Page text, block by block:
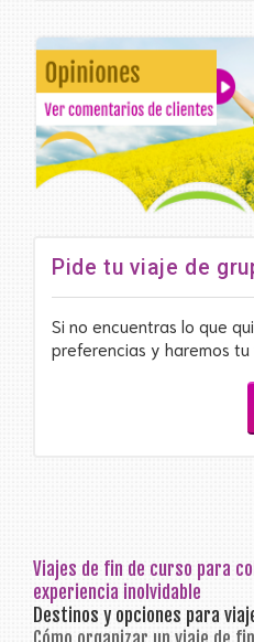
Pide tu viaje de
Si no encuentras lo que
preferencias y haremos
Viajes de fin de curso para
experiencia inolvidable
Destinos y opciones para